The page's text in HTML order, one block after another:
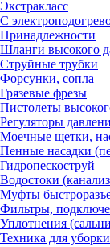
Экстракласс
С
Принадлежности
Шланги высокого
Струйные трубки
Форсунки, сопла
Грязевые фрезы
Пистолеты
Регуляторы
Моечные щетки,
Пенные насадки
Гидропескоструй
Водостоки
Муфты
Фильтры,
Уплотнения
Техника для уборки